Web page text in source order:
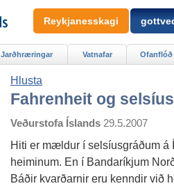
Hlusta
Fahrenheit og selsíus
Veðurstofa Íslands 29.5.2007
Hiti er mældur í selsíusgráðum á
heiminum. En í Bandaríkjum
Báðir kvarðarnir eru kenndir við
Jarðhræringar Vatnafar Ofanflóð
Reykjanesskagi